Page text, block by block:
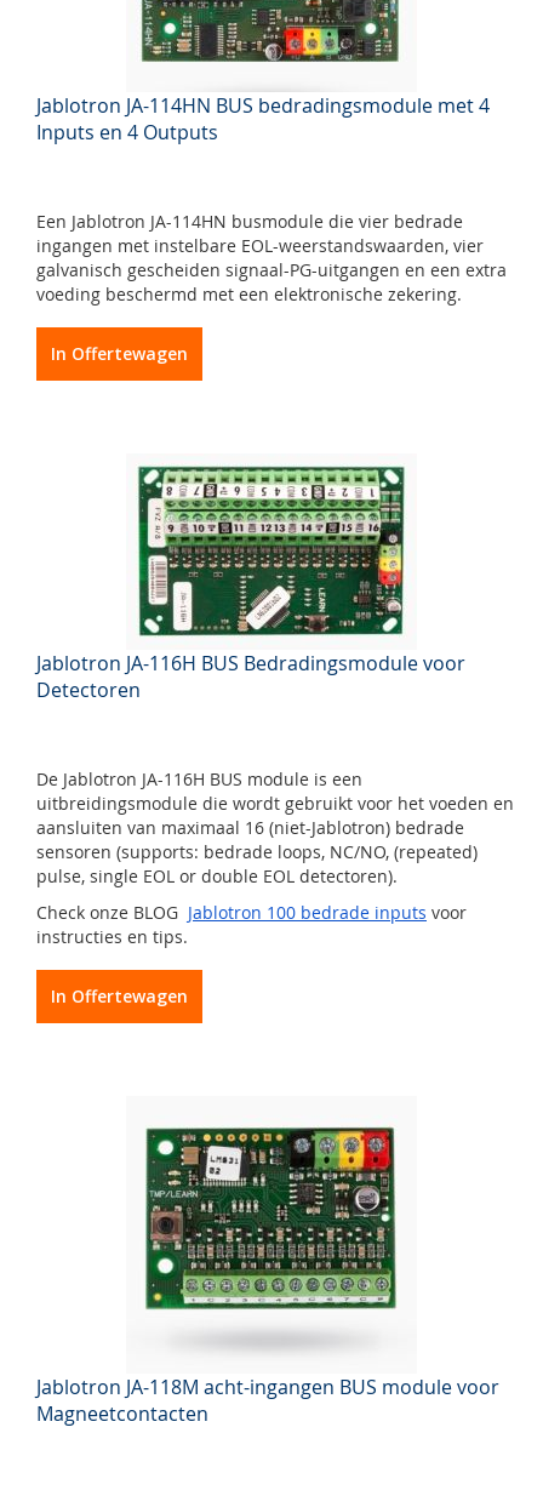
Jablotron JA-114HN BUS bedradingsmodule met 4
Inputs en 4 Outputs
Een Jablotron JA-114HN busmodule die vier bedrade
ingangen met instelbare EOL-weerstandswaarden, vier
galvanisch gescheiden signaal-PG-uitgangen en een extra
voeding beschermd met een elektronische zekering.
In Offertewagen
Jablotron JA-116H BUS Bedradingsmodule voor
Detectoren
De Jablotron JA-116H BUS module is een
uitbreidingsmodule die wordt gebruikt voor het voeden en
aansluiten van maximaal 16 (niet-Jablotron) bedrade
sensoren (supports: bedrade loops, NC/NO, (repeated)
pulse, single EOL or double EOL detectoren).
Check onze BLOG Jablotron 100 bedrade inputs voor
instructies en tips.
In Offertewagen
Jablotron JA-118M acht-ingangen BUS module voor
Magneetcontacten